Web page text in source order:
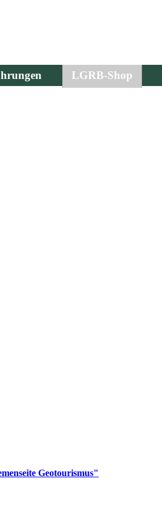
LGRB-Shop
Geotourismus"